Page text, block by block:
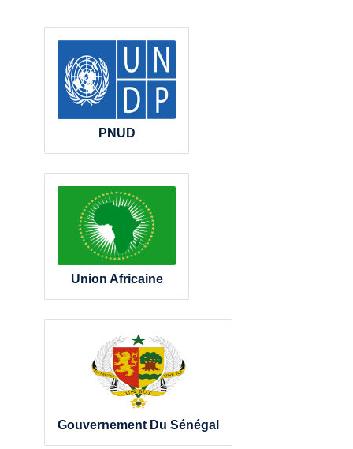
PNUD
Union Africaine
Gouvernement Du Sénégal